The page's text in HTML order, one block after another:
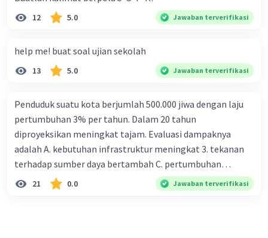
12 5.0 Jawaban terverifikasi
help me! buat soal ujian sekolah
13 5.0 Jawaban terverifikasi
Penduduk suatu kota berjumlah 500.000 jiwa dengan laju
pertumbuhan 3% per tahun. Dalam 20 tahun
diproyeksikan meningkat tajam. Evaluasi dampaknya
adalah A. kebutuhan infrastruktur meningkat 3. tekanan
terhadap sumber daya bertambah C. pertumbuhan
eksponensial berdampak jangka panjang D. tidak
memengaruhi tata ruang E. proyeksi penduduk penting
21 0.0 Jawaban terverifikasi